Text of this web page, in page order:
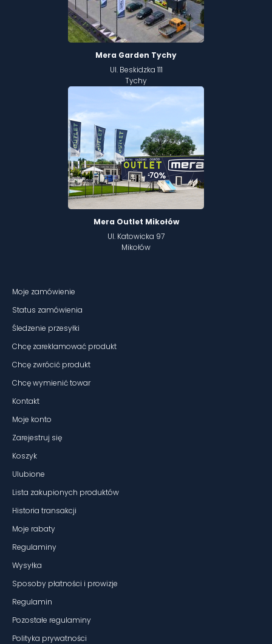
Mera Garden Tychy
Ul. Beskidzka 111
Tychy
Mera Outlet Mikołów
Ul. Katowicka 97
Mikołów
Moje zamówienie
Status zamówienia
Śledzenie przesyłki
Chcę zareklamować produkt
Chcę zwrócić produkt
Chcę wymienić towar
Kontakt
Moje konto
Zarejestruj się
Koszyk
Ulubione
Lista zakupionych produktów
Historia transakcji
Moje rabaty
Regulaminy
Wysyłka
Sposoby płatności i prowizje
Regulamin
Pozostałe regulaminy
Polityka prywatności